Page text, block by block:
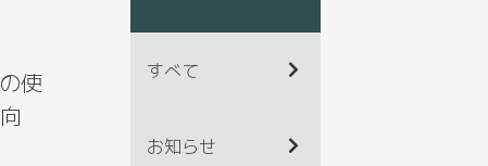
の使
すべて
お知らせ